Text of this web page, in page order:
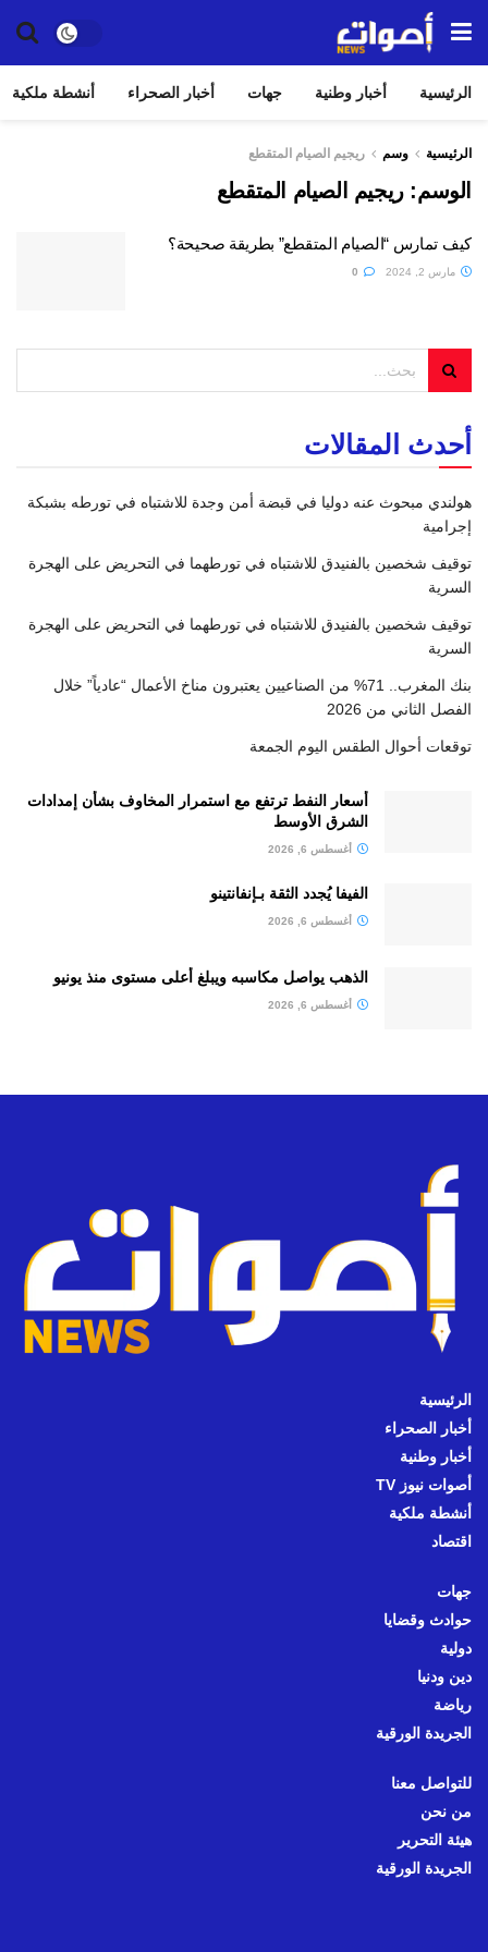
الرئيسية أخبار وطنية جهات أخبار الصحراء أنشطة ملكية
الرئيسية وسم ريجيم الصيام المتقطع
الوسم:ريجيم الصيام المتقطع
كيف تمارس “الصيام المتقطع” بطريقة صحيحة؟
مارس 2, 2024
أحدث المقالات
هولندي مبحوث عنه دوليا في قبضة أمن وجدة للاشتباه في تورطه بشبكة
إجرامية
توقيف شخصين بالفنيدق للاشتباه في تورطهما في التحريض على الهجرة
السرية
توقيف شخصين بالفنيدق للاشتباه في تورطهما في التحريض على الهجرة
السرية
بنك المغرب.. 71% من الصناعيين يعتبرون مناخ الأعمال “عادياً” خلال
الفصل الثاني من 2026
توقعات أحوال الطقس اليوم الجمعة
أسعار النفط ترتفع مع استمرار المخاوف بشأن إمدادات
الشرق الأوسط
أغسطس 6, 2026
الفيفا يُجدد الثقة بـإنفانتينو
أغسطس 6, 2026
الذهب يواصل مكاسبه ويبلغ أعلى مستوى منذ يونيو
أغسطس 6, 2026
الرئيسية
أخبار الصحراء
أخبار وطنية
أصوات نيوز TV
أنشطة ملكية
اقتصاد
جهات
حوادث وقضايا
دولية
دين ودنيا
رياضة
الجريدة الورقية
للتواصل معنا
من نحن
هيئة التحرير
الجريدة الورقية